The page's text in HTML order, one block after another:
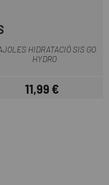
HIDRATACIÓ SIS GO
HYDRO
Preu
11,99 €